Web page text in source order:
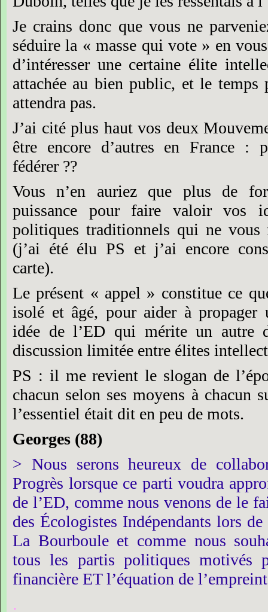
Je crains donc que vous ne
séduire la « masse qui vote » en vous
d’intéresser une certaine élite
attachée au bien public, et le temps
attendra pas.
J’ai cité plus haut vos deux
être encore d’autres en France :
fédérer ??
Vous
n’en auriez que plus de
puissance
pour faire valoir vos
politiques traditionnels qui ne vous
(j’ai été élu PS et j’ai encore
carte).
Le présent « appel » constitue ce
isolé et âgé, pour aider à propager
idée de l’ED qui mérite un autre
discussion limitée entre élites
PS : il me revient le slogan de
chacun selon ses moyens à chacun
l’essentiel était dit en peu de mots.
Georges (88)
> Nous serons heureux de
Progrès lorsque ce parti voudra
de l’ED, comme nous venons de le
des Écologistes Indépendants lors de
La Bourboule et comme nous
tous les partis politiques motivés
financière ET l’équation de
.